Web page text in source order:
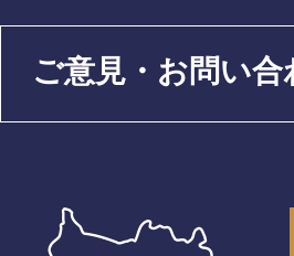
ご意見・お問い合